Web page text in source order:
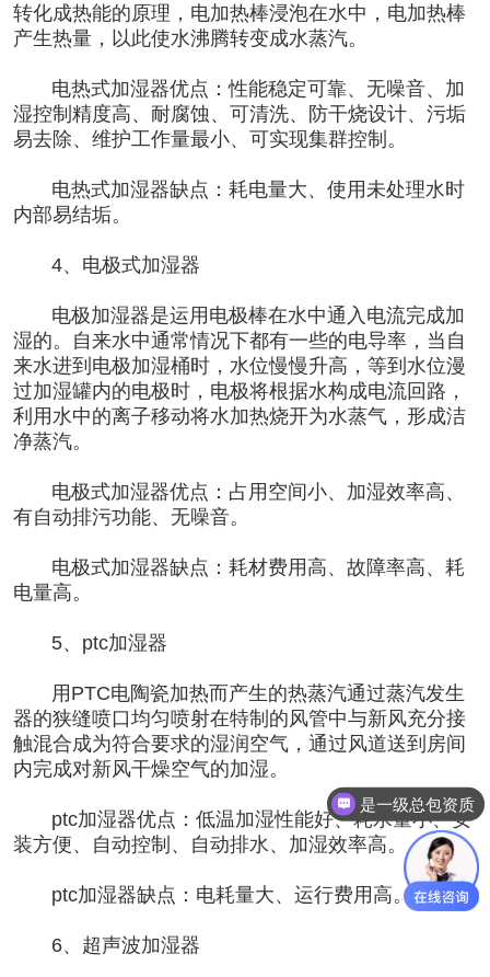
转化成热能的原理，电加热棒浸泡在水中，电加热棒
产生热量，以此使水沸腾转变成水蒸汽。
电热式加湿器优点：性能稳定可靠、无噪音、加
湿控制精度高、耐腐蚀、可清洗、防干烧设计、污垢
易去除、维护工作量最小、可实现集群控制。
电热式加湿器缺点：耗电量大、使用未处理水时
内部易结垢。
4、电极式加湿器
电极加湿器是运用电极棒在水中通入电流完成加
湿的。自来水中通常情况下都有一些的电导率，当自
来水进到电极加湿桶时，水位慢慢升高，等到水位漫
过加湿罐内的电极时，电极将根据水构成电流回路，
利用水中的离子移动将水加热烧开为水蒸气，形成洁
净蒸汽。
电极式加湿器优点：占用空间小、加湿效率高、
有自动排污功能、无噪音。
电极式加湿器缺点：耗材费用高、故障率高、耗
电量高。
5、ptc加湿器
用PTC电陶瓷加热而产生的热蒸汽通过蒸汽发生
器的狭缝喷口均匀喷射在特制的风管中与新风充分接
触混合成为符合要求的湿润空气，通过风道送到房间
内完成对新风干燥空气的加湿。
ptc加湿器优点：低温加湿性能好、耗水量小、安
装方便、自动控制、自动排水、加湿效率高。
ptc加湿器缺点：电耗量大、运行费用高。
6、超声波加湿器
是一级总包资质